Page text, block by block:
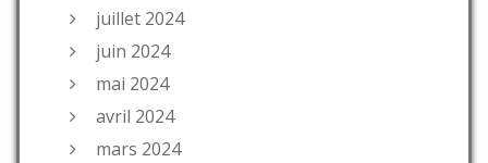
juillet 2024
juin 2024
mai 2024
avril 2024
mars 2024